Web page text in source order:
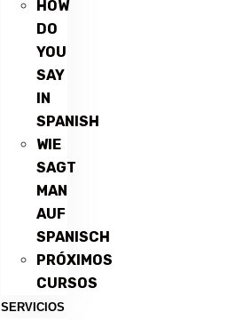
HOW
DO
YOU
SAY
IN
SPANISH
WIE
SAGT
MAN
AUF
SPANISCH
PRÓXIMOS
CURSOS
SERVICIOS